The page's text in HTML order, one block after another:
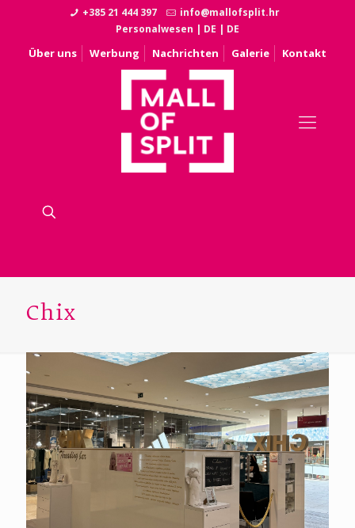
+385 21 444 397
info@mallofsplit.hr
Personalwesen | DE | DE
Über uns Werbung Nachrichten Galerie Kontakt
Chix